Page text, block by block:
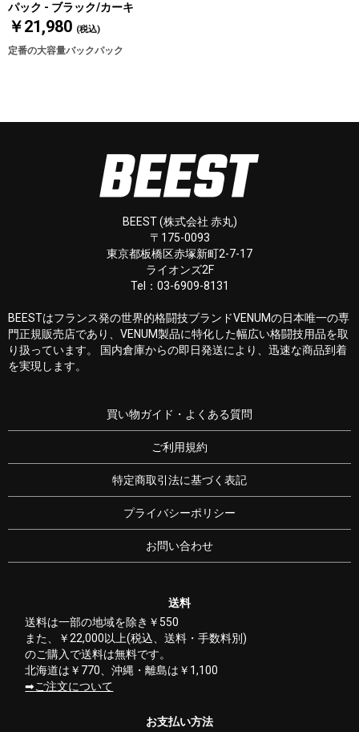
パック - ブラック/カーキ
￥21,980 (税込)
定番の大容量バックパック
BEEST (株式会社 赤丸)
〒175-0093
東京都板橋区赤塚新町2-7-17
ライオンズ2F
Tel：03-6909-8131
BEESTはフランス発の世界的格闘技ブランドVENUMの日本唯一の専
門正規販売店であり、VENUM製品に特化した幅広い格闘技用品を取
り扱っています。 国内倉庫からの即日発送により、迅速な商品到着
を実現します。
買い物ガイド・よくある質問
ご利用規約
特定商取引法に基づく表記
プライバシーポリシー
お問い合わせ
送料
送料は一部の地域を除き￥550
また、￥22,000以上(税込、送料・手数料別)
のご購入で送料は無料です。
北海道は￥770、沖縄・離島は￥1,100
ご注文について
お支払い方法